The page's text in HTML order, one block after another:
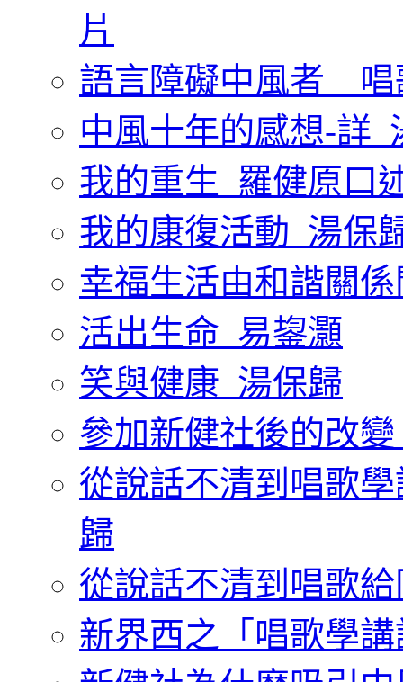
片
語言障礙中風者 唱
中風十年的感想-詳_
我的重生_羅健原口
我的康復活動_湯保
幸福生活由和諧關
活出生命_易鋆灝
笑與健康_湯保歸
參加新健社後的改
從說話不清到唱歌
歸
從說話不清到唱歌
新界西之「唱歌學